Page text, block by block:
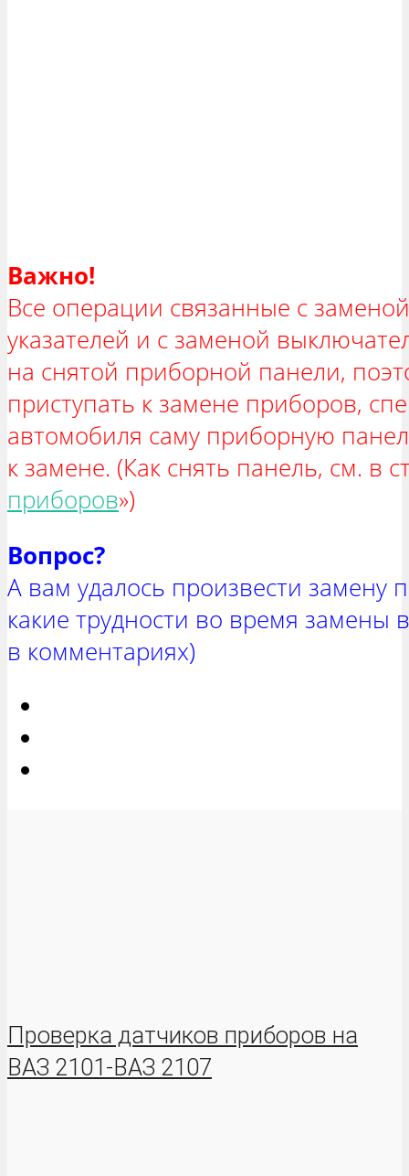
Важно!
Все операции связанные с
указателей и с заменой
на снятой приборной панели,
приступать к замене приборов,
автомобиля саму приборную
к замене. (Как снять панель, см. в
приборов»)
Вопрос?
А вам удалось произвести замену
какие трудности во время замены
в комментариях)
Проверка датчиков приборов на
ВАЗ 2101-ВАЗ 2107